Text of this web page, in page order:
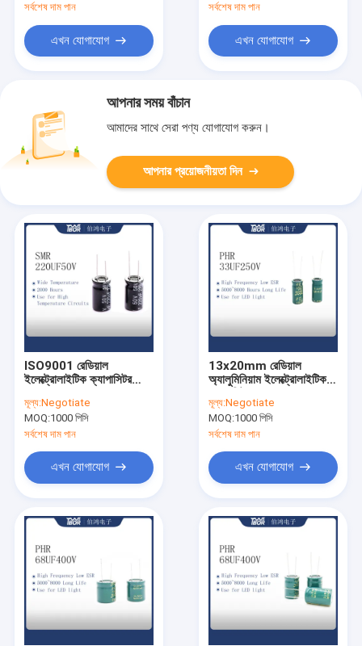
সর্বশেষ দাম পান
এখন যোগাযোগ
সর্বশেষ দাম পান
এখন যোগাযোগ
আপনার সময় বাঁচান
আমাদের সাথে সেরা পণ্য যোগাযোগ করুন।
আপনার প্রয়োজনীয়তা দিন
ISO9001 রেডিয়াল
ইলেক্ট্রোলাইটিক ক্যাপাসিটর
মূল্য:Negotiate
MOQ:1000 পিসি
সর্বশেষ দাম পান
এখন যোগাযোগ
13x20mm রেডিয়াল
অ্যালুমিনিয়াম ইলেক্ট্রোলাইটিক
মূল্য:Negotiate
MOQ:1000 পিসি
সর্বশেষ দাম পান
এখন যোগাযোগ